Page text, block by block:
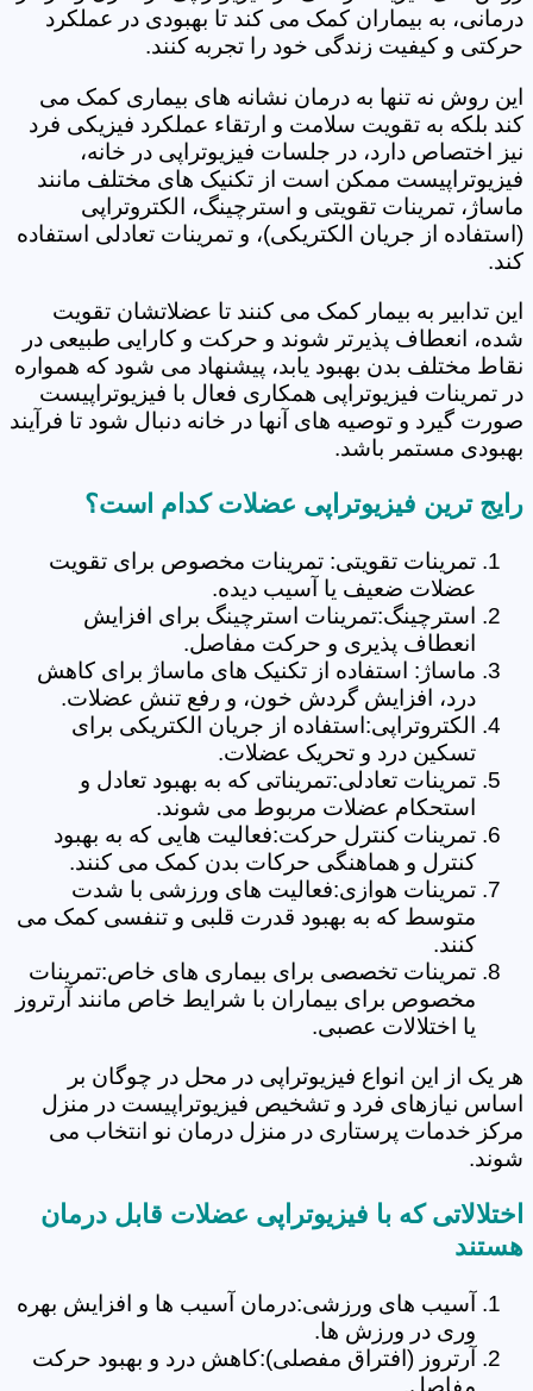
درمانی، به بیماران کمک می کند تا بهبودی در عملکرد
حرکتی و کیفیت زندگی خود را تجربه کنند.
این روش نه تنها به درمان نشانه های بیماری کمک می
کند بلکه به تقویت سلامت و ارتقاء عملکرد فیزیکی فرد
نیز اختصاص دارد، در جلسات فیزیوتراپی در خانه،
فیزیوتراپیست ممکن است از تکنیک های مختلف مانند
ماساژ، تمرینات تقویتی و استرچینگ، الکتروتراپی
(استفاده از جریان الکتریکی)، و تمرینات تعادلی استفاده
کند.
این تدابیر به بیمار کمک می کنند تا عضلاتشان تقویت
شده، انعطاف پذیرتر شوند و حرکت و کارایی طبیعی در
نقاط مختلف بدن بهبود یابد، پیشنهاد می شود که همواره
در تمرینات فیزیوتراپی همکاری فعال با فیزیوتراپیست
صورت گیرد و توصیه های آنها در خانه دنبال شود تا فرآیند
بهبودی مستمر باشد.
رایج ترین فیزیوتراپی عضلات کدام است؟
تمرینات تقویتی: تمرینات مخصوص برای تقویت
عضلات ضعیف یا آسیب دیده.
استرچینگ:تمرینات استرچینگ برای افزایش
انعطاف پذیری و حرکت مفاصل.
ماساژ: استفاده از تکنیک های ماساژ برای کاهش
درد، افزایش گردش خون، و رفع تنش عضلات.
الکتروتراپی:استفاده از جریان الکتریکی برای
تسکین درد و تحریک عضلات.
تمرینات تعادلی:تمریناتی که به بهبود تعادل و
استحکام عضلات مربوط می شوند.
تمرینات کنترل حرکت:فعالیت هایی که به بهبود
کنترل و هماهنگی حرکات بدن کمک می کنند.
تمرینات هوازی:فعالیت های ورزشی با شدت
متوسط که به بهبود قدرت قلبی و تنفسی کمک می
کنند.
تمرینات تخصصی برای بیماری های خاص:تمرینات
مخصوص برای بیماران با شرایط خاص مانند آرتروز
یا اختلالات عصبی.
هر یک از این انواع فیزیوتراپی در محل در چوگان بر
اساس نیازهای فرد و تشخیص فیزیوتراپیست در منزل
مرکز خدمات پرستاری در منزل درمان نو انتخاب می
شوند.
اختلالاتی که با فیزیوتراپی عضلات قابل درمان
هستند
آسیب های ورزشی:درمان آسیب ها و افزایش بهره
وری در ورزش ها.
آرتروز (افتراق مفصلی):کاهش درد و بهبود حرکت
مفاصل.